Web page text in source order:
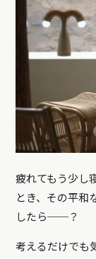
疲れてもう少し
とき、その平和
したら──？
考えるだけでも